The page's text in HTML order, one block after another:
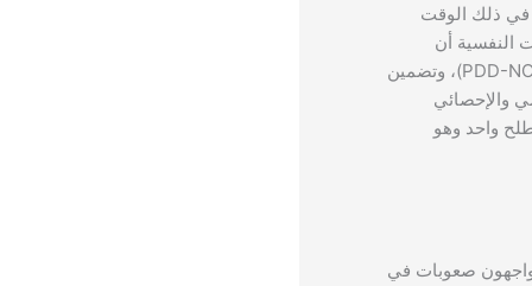
في ذلك الوقت
النفسية أن
الأشخاص الذين ليست لديهم جميع أعراض اضطراب طيف التوحد يتم تشخيصهم بالاضطرابات النمائية الشاملة غير المحددة (PDD-NOS)، وتضمين
والإحصائي
واحد وهو
صعوبات في